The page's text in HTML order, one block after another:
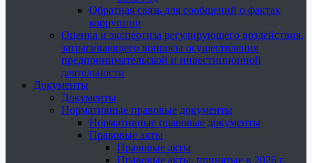
Обратная связь для сообщений о фактах
коррупции
Оценка и экспертиза регулирующего воздействия,
затрагивающего вопросы осуществления
предпринимательской и инвестиционной
деятельности
Документы
Документы
Нормативные правовые документы
Нормативные правовые документы
Правовые акты
Правовые акты
Правовые акты, принятые в 2026 г.